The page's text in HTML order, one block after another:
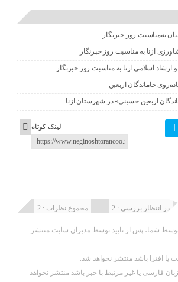
به‌مناسبت روز خبرنگار
ازنا به مناسبت روز خبرنگار
ارشاد اسلامی ازنا به مناسبت روز خبرنگار
جاماندگان اربعین
اربعین حسینی» در شهرستان ازنا
لینک کوتاه
مجموع نظرات : 2 در انتظار بررسی : 2
شما، پس از تایید توسط مدیران سایت منتشر
یا افترا باشد منتشر نخواهد شد.
فارسی یا غیر مرتبط با خبر باشد منتشر نخواهد